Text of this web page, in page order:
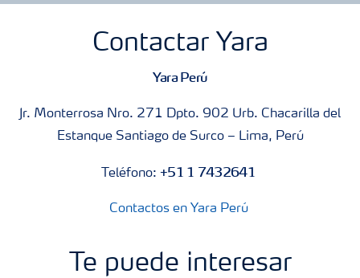
Contactar Yara
Yara Perú
Jr. Monterrosa Nro. 271 Dpto. 902 Urb. Chacarilla del
Estanque Santiago de Surco – Lima, Perú
Teléfono:+51 1 7432641
Contactos en Yara Perú
Te puede interesar